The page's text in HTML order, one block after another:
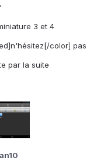
3 et 4
color] pas
par la suite